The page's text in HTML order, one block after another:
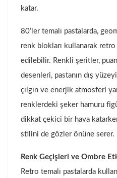
katar.
80’ler temalı pastalarda,
renk blokları kullanarak
edilebilir. Renkli şeritler,
desenleri, pastanın dış
çılgın ve enerjik atmosferi
renklerdeki şeker hamuru
dikkat çekici bir hava
stilini de gözler önüne serer.
Renk Geçişleri ve Ombre
Retro temalı pastalarda